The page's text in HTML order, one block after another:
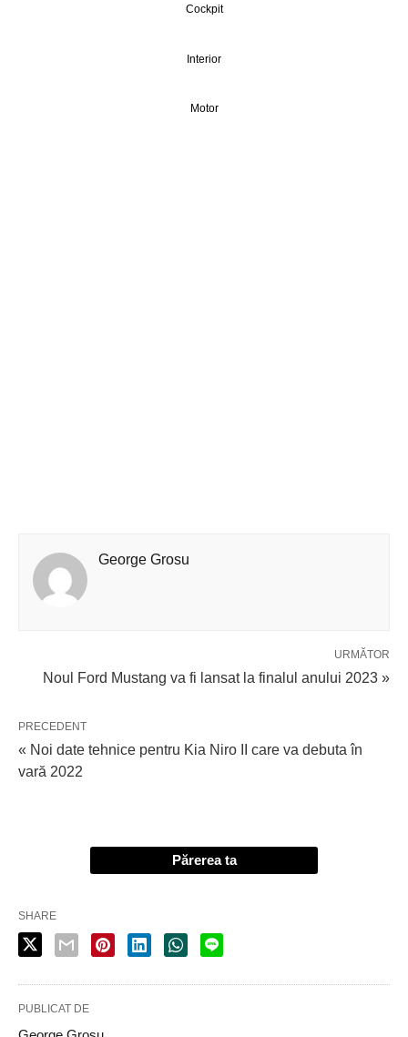
Cockpit
Interior
Motor
George Grosu
URMĂTOR
Noul Ford Mustang va fi lansat la finalul anului 2023 »
PRECEDENT
« Noi date tehnice pentru Kia Niro II care va debuta în
vară 2022
Părerea ta
SHARE
PUBLICAT DE